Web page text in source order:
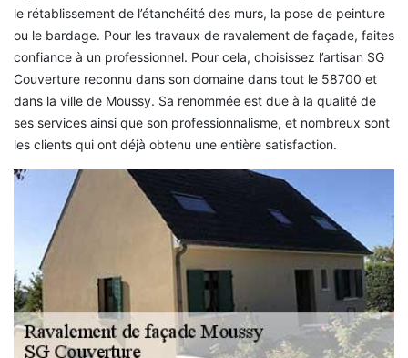
le rétablissement de l’étanchéité des murs, la pose de peinture
ou le bardage. Pour les travaux de ravalement de façade, faites
confiance à un professionnel. Pour cela, choisissez l’artisan SG
Couverture reconnu dans son domaine dans tout le 58700 et
dans la ville de Moussy. Sa renommée est due à la qualité de
ses services ainsi que son professionnalisme, et nombreux sont
les clients qui ont déjà obtenu une entière satisfaction.